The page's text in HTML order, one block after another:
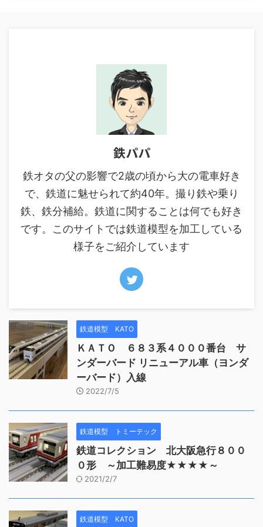
鉄パパ
鉄オタの父の影響で2歳の頃から大の電車好き
で、鉄道に魅せられて約40年。撮り鉄や乗り
鉄、鉄分補給。鉄道に関することは何でも好き
です。このサイトでは鉄道模型を加工している
様子をご紹介しています
鉄道模型 KATO
ＫＡＴＯ ６８３系４０００番台 サ
ンダーバード リニューアル車（ヨンダ
ーバード）入線
2022/7/5
鉄道模型 トミーテック
鉄道コレクション 北大阪急行８００
０形 ～加工難易度★★★★～
2021/2/7
鉄道模型 KATO